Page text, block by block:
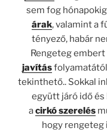
sem fog
árak, valamint a
tényező, habár
Rengeteg embert
javítás
tekinthető.. Sokkal
együtt járó idő és
acirkó szerelés
hogy rengeteg